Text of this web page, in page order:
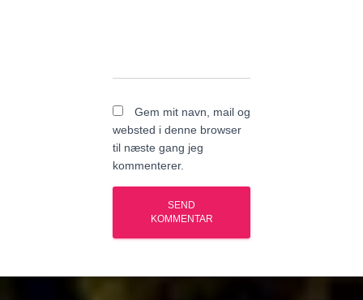
Gem mit navn, mail og
websted i denne browser
til næste gang jeg
kommenterer.